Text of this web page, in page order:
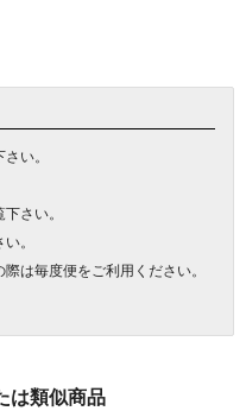
い。
さい。
。
は毎度便をご利用ください。
は類似商品